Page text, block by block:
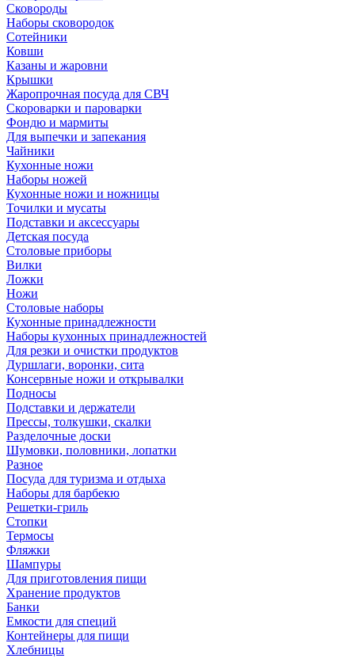
Сковороды
Наборы сковородок
Сотейники
Ковши
Казаны и жаровни
Крышки
Жаропрочная посуда для СВЧ
Скороварки и пароварки
Фондю и мармиты
Для выпечки и запекания
Чайники
Кухонные ножи
Наборы ножей
Кухонные ножи и ножницы
Точилки и мусаты
Подставки и аксессуары
Детская посуда
Столовые приборы
Вилки
Ложки
Ножи
Столовые наборы
Кухонные принадлежности
Наборы кухонных принадлежностей
Для резки и очистки продуктов
Дуршлаги, воронки, сита
Консервные ножи и открывалки
Подносы
Подставки и держатели
Прессы, толкушки, скалки
Разделочные доски
Шумовки, половники, лопатки
Разное
Посуда для туризма и отдыха
Наборы для барбекю
Решетки-гриль
Стопки
Термосы
Фляжки
Шампуры
Для приготовления пищи
Хранение продуктов
Банки
Емкости для специй
Контейнеры для пищи
Хлебницы